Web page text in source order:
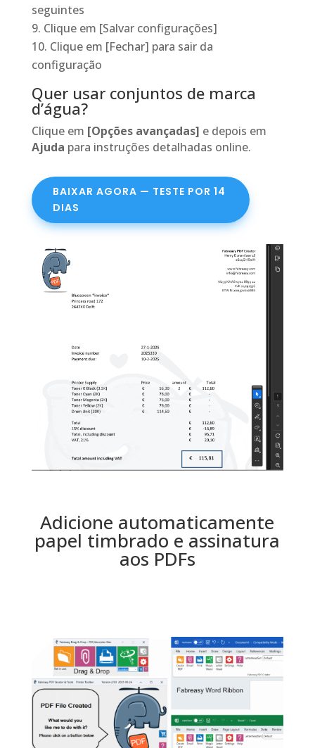
seguintes
Clique em [Salvar configurações]
Clique em [Fechar] para sair da
configuração
Quer usar conjuntos de marca
d’água?
Clique em [Opções avançadas] e depois em
Ajuda para instruções detalhadas online.
BAIXAR AGORA — TESTE POR 14
DIAS
Adicione automaticamente
papel timbrado e assinatura
aos PDFs